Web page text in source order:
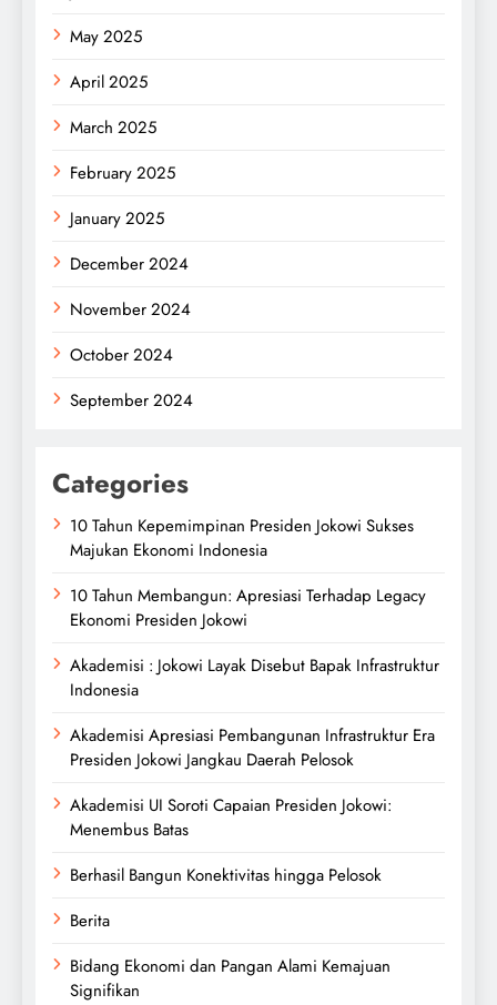
May 2025
April 2025
March 2025
February 2025
January 2025
December 2024
November 2024
October 2024
September 2024
Categories
10 Tahun Kepemimpinan Presiden Jokowi Sukses
Majukan Ekonomi Indonesia
10 Tahun Membangun: Apresiasi Terhadap Legacy
Ekonomi Presiden Jokowi
Akademisi : Jokowi Layak Disebut Bapak Infrastruktur
Indonesia
Akademisi Apresiasi Pembangunan Infrastruktur Era
Presiden Jokowi Jangkau Daerah Pelosok
Akademisi UI Soroti Capaian Presiden Jokowi:
Menembus Batas
Berhasil Bangun Konektivitas hingga Pelosok
Berita
Bidang Ekonomi dan Pangan Alami Kemajuan
Signifikan